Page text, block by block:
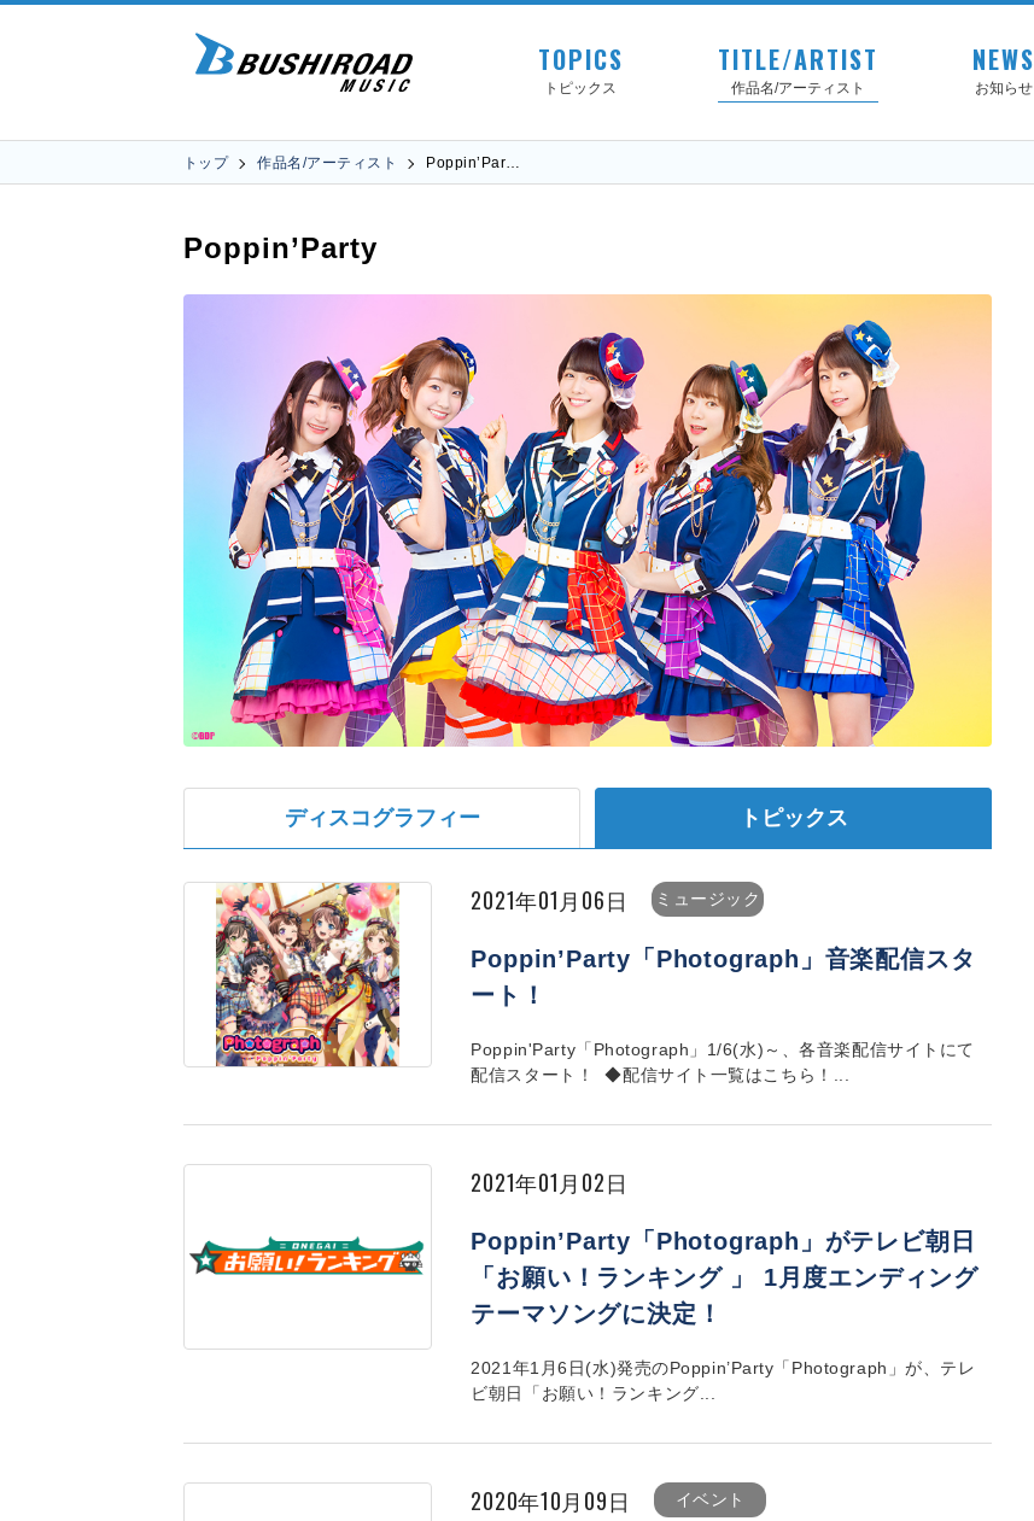
TOPICS
トピックス
TITLE/ARTIST
作品名/アーティスト
NEWS
お知らせ
トップ 作品名/アーティスト Poppin’Par…
Poppin’Party
ディスコグラフィー トピックス
2021年01月06日 ミュージック
Poppin’Party「Photograph」音楽配信スタ
ート！
Poppin'Party「Photograph」1/6(水)～、各音楽配信サイトにて
配信スタート！ ◆配信サイト一覧はこちら！...
2021年01月02日
Poppin’Party「Photograph」がテレビ朝日
「お願い！ランキング 」 1月度エンディング
テーマソングに決定！
2021年1月6日(水)発売のPoppin’Party「Photograph」が、テレ
ビ朝日「お願い！ランキング...
2020年10月09日 イベント